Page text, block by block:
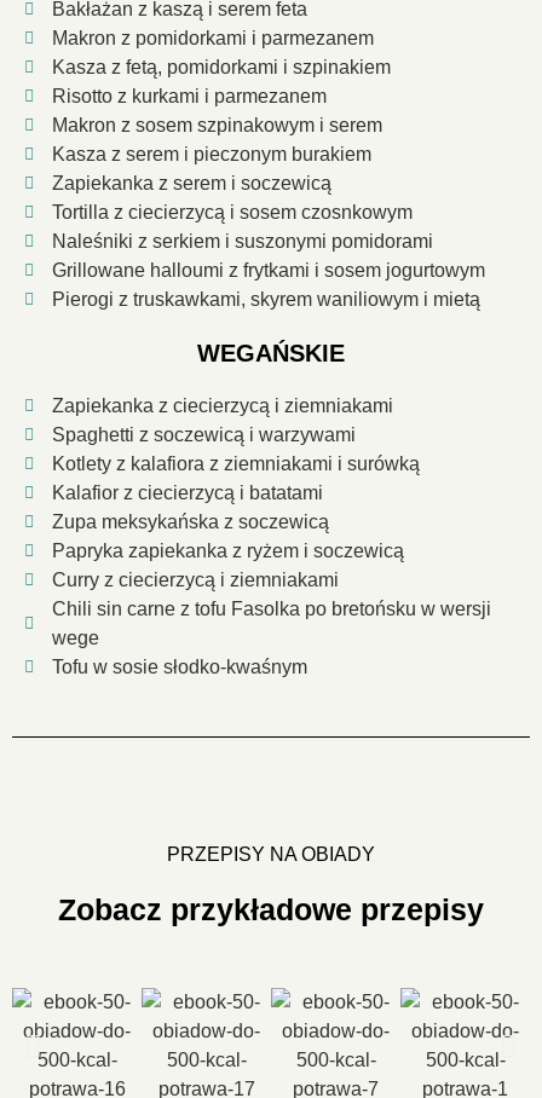
Bakłażan z kaszą i serem feta
Makron z pomidorkami i parmezanem
Kasza z fetą, pomidorkami i szpinakiem
Risotto z kurkami i parmezanem
Makron z sosem szpinakowym i serem
Kasza z serem i pieczonym burakiem
Zapiekanka z serem i soczewicą
Tortilla z ciecierzycą i sosem czosnkowym
Naleśniki z serkiem i suszonymi pomidorami
Grillowane halloumi z frytkami i sosem jogurtowym
Pierogi z truskawkami, skyrem waniliowym i mietą
WEGAŃSKIE
Zapiekanka z ciecierzycą i ziemniakami
Spaghetti z soczewicą i warzywami
Kotlety z kalafiora z ziemniakami i surówką
Kalafior z ciecierzycą i batatami
Zupa meksykańska z soczewicą
Papryka zapiekanka z ryżem i soczewicą
Curry z ciecierzycą i ziemniakami
Chili sin carne z tofu Fasolka po bretońsku w wersji
wege
Tofu w sosie słodko-kwaśnym
PRZEPISY NA OBIADY
Zobacz przykładowe przepisy